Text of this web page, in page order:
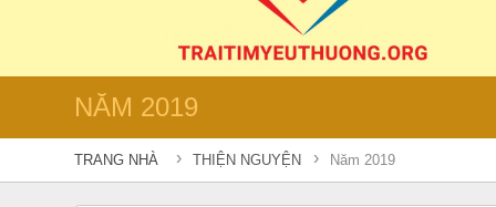
NĂM 2019
TRANG NHÀ › THIỆN NGUYỆN › Năm 2019